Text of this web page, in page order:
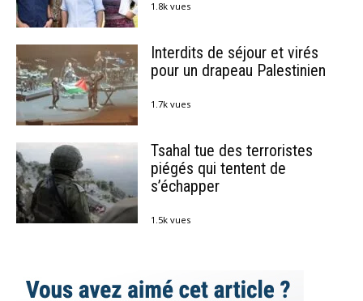
1.8k vues
Interdits de séjour et virés
pour un drapeau Palestinien
1.7k vues
Tsahal tue des terroristes
piégés qui tentent de
s’échapper
1.5k vues